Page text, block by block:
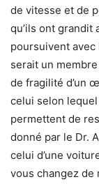
de vitesse et de
qu’ils ont grandit
poursuivent avec
serait un
de fragilité d’un
celui selon lequel
permettent de
donné par le Dr.
celui d’une
vous changez de